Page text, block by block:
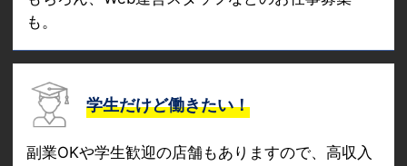
も。
学生だけど働きたい！
副業OKや学生歓迎の店舗もありますので、高収入